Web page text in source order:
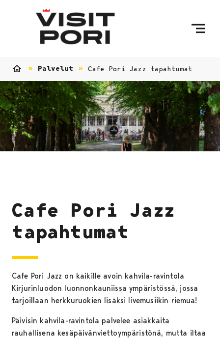
Palvelut Cafe Pori Jazz tapahtumat
Cafe Pori Jazz
tapahtumat
Cafe Pori Jazz on kaikille avoin kahvila-ravintola
Kirjurinluodon luonnonkauniissa ympäristössä, jossa
tarjoillaan herkkuruokien lisäksi livemusiikin riemua!
Päivisin kahvila-ravintola palvelee asiakkaita
rauhallisena kesäpäivänviettoympäristönä, mutta iltaa